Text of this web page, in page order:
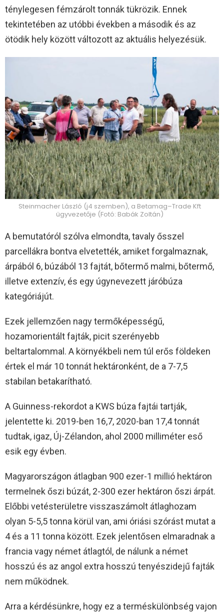
ténylegesen fémzárolt tonnák tükrözik. Ennek
tekintetében az utóbbi években a második és az
ötödik hely között változott az aktuális helyezésük.
Steinmacher László (j4 szemben), a Betamag–Trade Kft
ügyvezetője (Fotó: Babák Zoltán)
A bemutatóról szólva elmondta, tavaly ősszel
parcellákra bontva elvetették, amiket forgalmaznak,
árpából 6, búzából 13 fajtát, bőtermő malmi, bőtermő,
illetve extenzív, és egy úgynevezett járóbúza
kategóriájút.
Ezek jellemzően nagy termőképességű,
hozamorientált fajták, picit szerényebb
beltartalommal. A környékbeli nem túl erős földeken
értek el már 10 tonnát hektáronként, de a 7-7,5
stabilan betakarítható.
A Guinness-rekordot a KWS búza fajtái tartják,
jelentette ki. 2019-ben 16,7, 2020-ban 17,4 tonnát
tudtak, igaz, Új-Zélandon, ahol 2000 milliméter eső
esik egy évben.
Magyarországon átlagban 900 ezer-1 millió hektáron
termelnek őszi búzát, 2-300 ezer hektáron őszi árpát.
Előbbi vetésterületre visszaszámolt átlaghozam
olyan 5-5,5 tonna körül van, ami óriási szórást mutat a
4 és a 11 tonna között. Ezek jelentősen elmaradnak a
francia vagy német átlagtól, de nálunk a német
hosszú és az angol extra hosszú tenyészidejű fajták
nem működnek.
Arra a kérdésünkre, hogy ez a terméskülönbség vajon